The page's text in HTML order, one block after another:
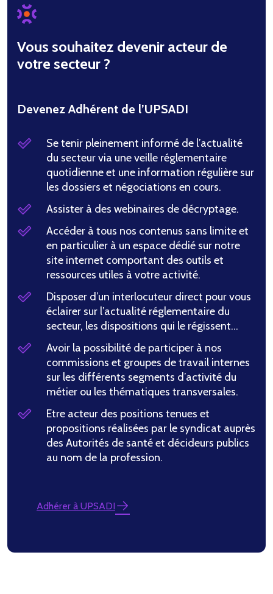
Vous souhaitez devenir acteur de
votre secteur ?
Devenez Adhérent de l’UPSADI
Se tenir pleinement informé de l’actualité
du secteur via une veille réglementaire
quotidienne et une information régulière sur
les dossiers et négociations en cours.
Assister à des webinaires de décryptage.
Accéder à tous nos contenus sans limite et
en particulier à un espace dédié sur notre
site internet comportant des outils et
ressources utiles à votre activité.
Disposer d’un interlocuteur direct pour vous
éclairer sur l’actualité réglementaire du
secteur, les dispositions qui le régissent…
Avoir la possibilité de participer à nos
commissions et groupes de travail internes
sur les différents segments d’activité du
métier ou les thématiques transversales.
Etre acteur des positions tenues et
propositions réalisées par le syndicat auprès
des Autorités de santé et décideurs publics
au nom de la profession.
Adhérer à UPSADI